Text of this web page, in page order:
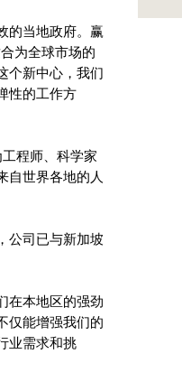
的当地政府。赢
为全球市场的
个新中心，我们
性的工作方
程师、科学家
自世界各地的人
公司已与新加坡
在本地区的强劲
仅能增强我们的
业需求和挑